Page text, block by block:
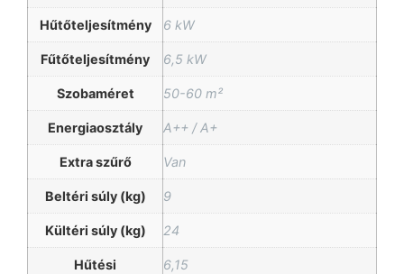
Hűtőteljesítmény 6 kW
Fűtőteljesítmény 6,5 kW
Szobaméret 50-60 m²
Energiaosztály A++ / A+
Extra szűrő Van
Beltéri súly (kg) 9
Kültéri súly (kg) 24
Hűtési
6,15